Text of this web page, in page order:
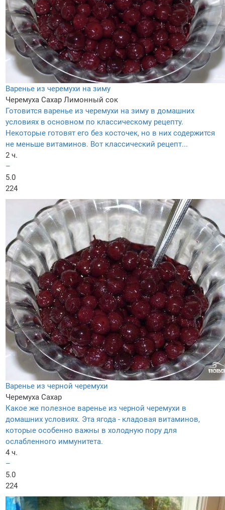
Варенье из черемухи на зиму
Черемуха Сахар Лимонный сок
Готовится варенье из черемухи на зиму в домашних
условиях в основном по классическому рецепту.
Некоторые готовят его без косточек, но в них содержится
не меньше витаминов. Вот классический рецепт...
2 ч.
–
5.0
224
Варенье из черной черемухи
Черемуха Сахар
Какое же полезное варенье из черной черемухи в
домашних условиях. Эта ягода - кладовая витаминов,
которые особенно важны в холодную пору для
ослабленного иммунитета.
4 ч.
–
5.0
224